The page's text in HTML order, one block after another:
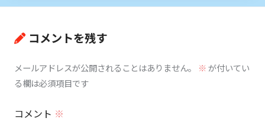
コメントを残す
メールアドレスが公開されることはありません。 ※が付いてい
る欄は必須項目です
コメント ※